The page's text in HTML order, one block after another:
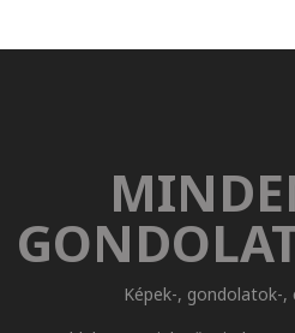
Képek-, gondolatok-,